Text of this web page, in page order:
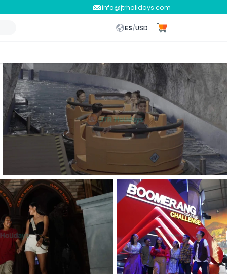
info@jtrholidays.com
ES/USD